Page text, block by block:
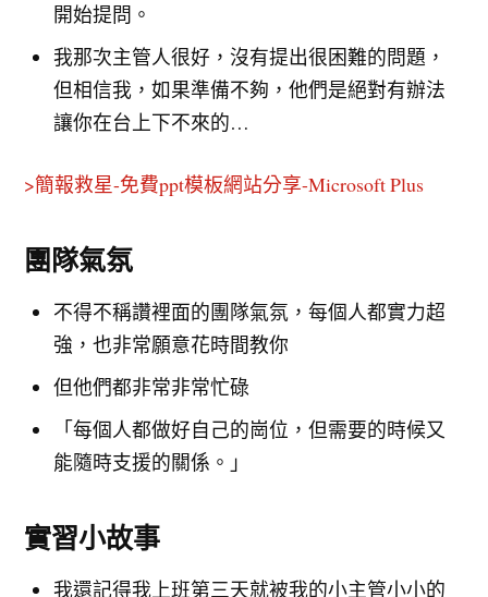
開始提問。
我那次主管人很好，沒有提出很困難的問題，
但相信我，如果準備不夠，他們是絕對有辦法
讓你在台上下不來的…
>簡報救星-免費ppt模板網站分享-Microsoft Plus
團隊氣氛
不得不稱讚裡面的團隊氣氛，每個人都實力超
強，也非常願意花時間教你
但他們都非常非常忙碌
「每個人都做好自己的崗位，但需要的時候又
能隨時支援的關係。」
實習小故事
我還記得我上班第三天就被我的小主管小小的